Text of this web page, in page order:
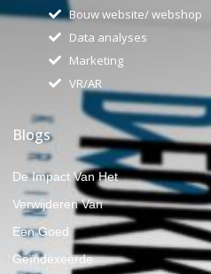
Bouw website/ webshop
Data analyses
Marketing
VR/AR
Blogs
De Impact Van Het
Verwijderen Van
Een Goed
Geïndexeerde